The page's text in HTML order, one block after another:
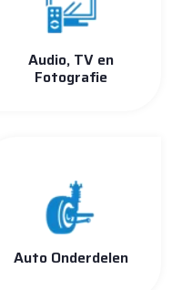
Audio, TV en
Fotografie
Auto Onderdelen